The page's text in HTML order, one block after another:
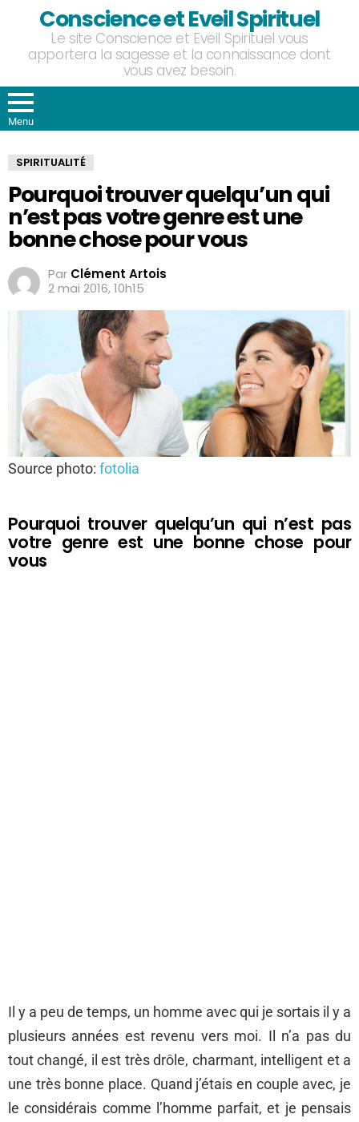
Conscience et Eveil Spirituel
Le site Conscience et Eveil Spirituel vous
apportera la sagesse et la connaissance dont
vous avez besoin.
Menu
SPIRITUALITÉ
Pourquoi trouver quelqu’un qui
n’est pas votre genre est une
bonne chose pour vous
Par Clément Artois
2 mai 2016, 10h15
Source photo: fotolia
Pourquoi trouver quelqu’un qui n’est pas
votre genre est une bonne chose pour
vous
Il y a peu de temps, un homme avec qui je sortais il y a
plusieurs années est revenu vers moi. Il n’a pas du
tout changé, il est très drôle, charmant, intelligent et a
une très bonne place. Quand j’étais en couple avec, je
le considérais comme l’homme parfait, et je pensais